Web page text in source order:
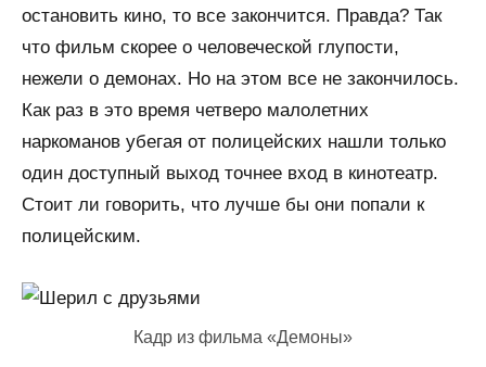
остановить кино, то все закончится. Правда? Так
что фильм скорее о человеческой глупости,
нежели о демонах. Но на этом все не закончилось.
Как раз в это время четверо малолетних
наркоманов убегая от полицейских нашли только
один доступный выход точнее вход в кинотеатр.
Стоит ли говорить, что лучше бы они попали к
полицейским.
Кадр из фильма «Демоны»